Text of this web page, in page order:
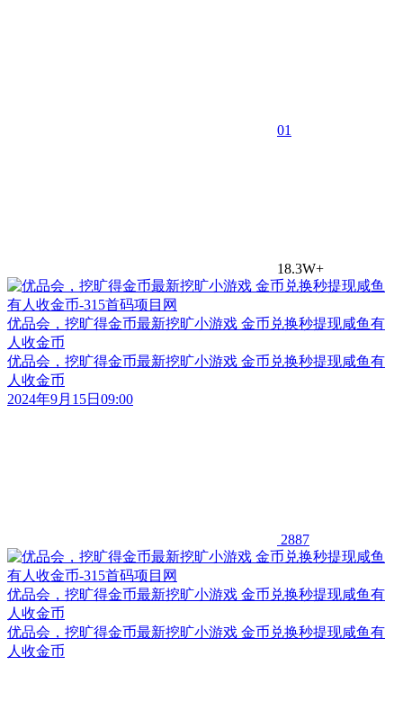
01
18.3W+
优品会，挖旷得金币最新挖旷小游戏 金币兑换秒提现咸鱼有
人收金币
优品会，挖旷得金币最新挖旷小游戏 金币兑换秒提现咸鱼有
人收金币
2024年9月15日09:00
2887
优品会，挖旷得金币最新挖旷小游戏 金币兑换秒提现咸鱼有
人收金币
优品会，挖旷得金币最新挖旷小游戏 金币兑换秒提现咸鱼有
人收金币